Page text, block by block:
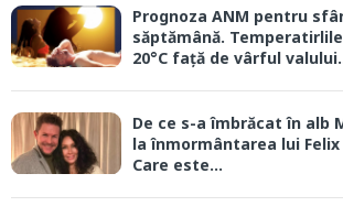
Prognoza ANM pentru
săptămână.
20°C față de vârful
De ce s-a îmbrăcat în alb
la înmormântarea lui
Care este...